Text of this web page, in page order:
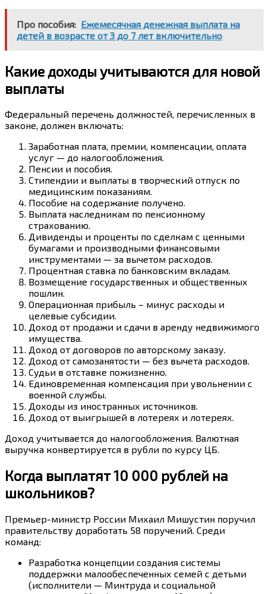
Про пособия: Ежемесячная денежная выплата на
детей в возрасте от 3 до 7 лет включительно
Какие доходы учитываются для новой
выплаты
Федеральный перечень должностей, перечисленных в
законе, должен включать:
Заработная плата, премии, компенсации, оплата
услуг — до налогообложения.
Пенсии и пособия.
Стипендии и выплаты в творческий отпуск по
медицинским показаниям.
Пособие на содержание получено.
Выплата наследникам по пенсионному
страхованию.
Дивиденды и проценты по сделкам с ценными
бумагами и производными финансовыми
инструментами — за вычетом расходов.
Процентная ставка по банковским вкладам.
Возмещение государственных и общественных
пошлин.
Операционная прибыль – минус расходы и
целевые субсидии.
Доход от продажи и сдачи в аренду недвижимого
имущества.
Доход от договоров по авторскому заказу.
Доход от самозанятости — без вычета расходов.
Судьи в отставке пожизненно.
Единовременная компенсация при увольнении с
военной службы.
Доходы из иностранных источников.
Доход от выигрышей в лотереях и лотереях.
Доход учитывается до налогообложения. Валютная
выручка конвертируется в рубли по курсу ЦБ.
Когда выплатят 10 000 рублей на
школьников?
Премьер-министр России Михаил Мишустин поручил
правительству доработать 58 поручений. Среди
команд:
Разработка концепции создания системы
поддержки малообеспеченных семей с детьми
(исполнители — Минтруда и социальной